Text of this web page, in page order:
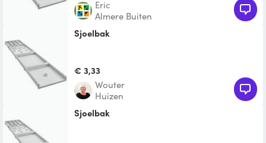
Eric
Almere Buiten
sjoelbak
€ 3,33
Wouter
Huizen
Sjoelbak